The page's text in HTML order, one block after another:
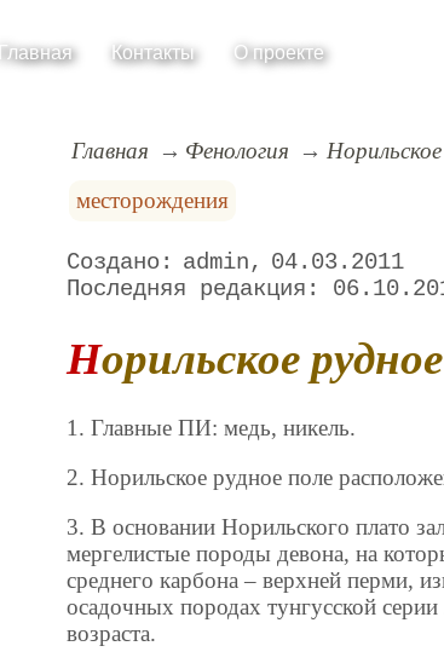
Главная Контакты О проекте
Главная Фенология
месторождения
admin
04.03.2011
Норильское
1. Главные ПИ: медь, никель.
2. Норильское рудное поле
3. В основании Норильского плато
мергелистые породы девона, на
среднего карбона – верхней перми,
осадочных породах тунгусской
возраста.